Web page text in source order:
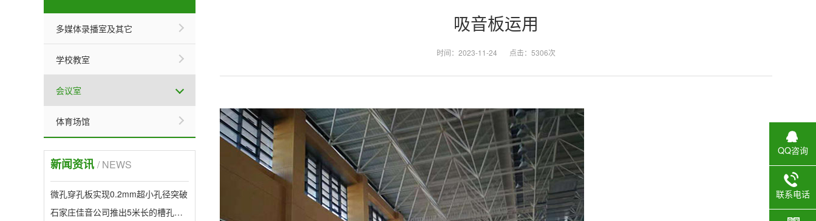
多媒体录播室及其它
学校教室
会议室
体育场馆
新闻资讯 / NEWS
微孔穿孔板实现0.2mm超小孔径突破
石家庄佳音公司推出5米长的槽孔形吸音板，属行业首创。
吸音板运用
时间：2023-11-24 点击：5306次
QQ咨询
联系电话